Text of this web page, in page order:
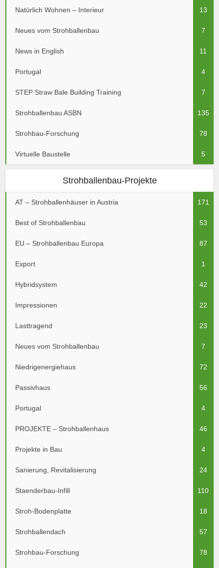
Natürlich Wohnen – Interieur 13
Neues vom Strohballenbau 7
News in English 11
Portugal 4
STEP Straw Bale Building Training 7
Strohballenbau ASBN 135
Strohbau-Forschung 78
Virtuelle Baustelle 5
Strohballenbau-Projekte
AT – Strohballenhäuser in Austria 171
Best of Strohballenbau 53
EU – Strohballenbau Europa 87
Export 1
Hybridsystem 42
Impressionen 22
Lasttragend 23
Neues vom Strohballenbau 7
Niedrigenergiehaus 72
Passivhaus 56
Portugal 4
PROJEKTE – Strohballenhaus 46
Projekte in Bau 4
Sanierung, Revitalisierung 24
Staenderbau-Infill 110
Stroh-Bodenplatte 18
Strohballendach 57
Strohbau-Forschung 78